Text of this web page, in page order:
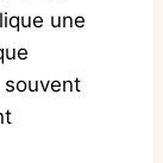
une
souvent